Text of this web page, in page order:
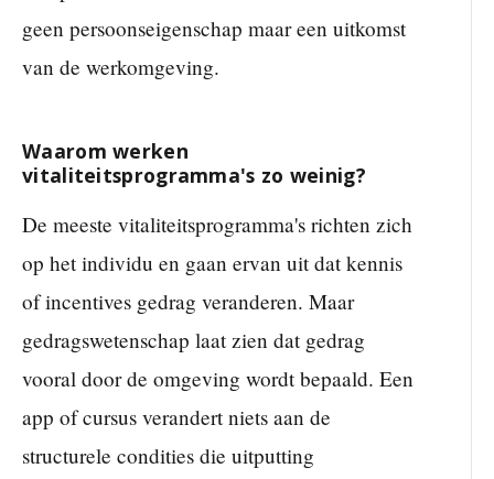
geen persoonseigenschap maar een uitkomst
van de werkomgeving.
Waarom werken
vitaliteitsprogramma's zo weinig?
De meeste vitaliteitsprogramma's richten zich
op het individu en gaan ervan uit dat kennis
of incentives gedrag veranderen. Maar
gedragswetenschap laat zien dat gedrag
vooral door de omgeving wordt bepaald. Een
app of cursus verandert niets aan de
structurele condities die uitputting